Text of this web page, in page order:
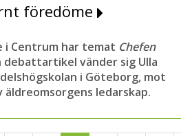
föredöme
Centrum har temat Chefen
debattartikel vänder sig Ulla
i Göteborg, mot
ledarskap.